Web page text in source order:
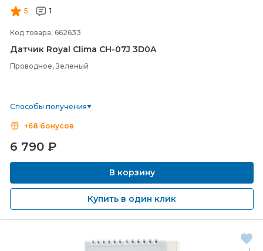
5 1
Код товара: 662633
Датчик Royal Clima CH-07J 3D0A
Проводное, Зеленый
Способы получения
+68 бонусов
6 790 ₽
В корзину
Купить в один клик